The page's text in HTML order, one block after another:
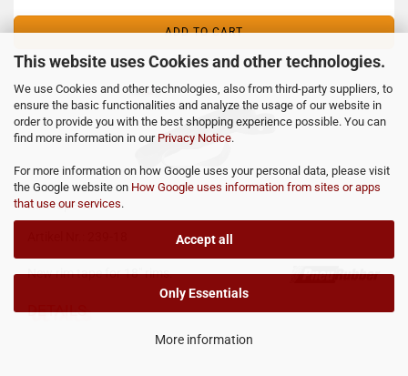
This website uses Cookies and other technologies.
We use Cookies and other technologies, also from third-party suppliers, to
ensure the basic functionalities and analyze the usage of our website in
order to provide you with the best shopping experience possible. You can
find more information in our Privacy Notice.
For more information on how Google uses your personal data, please visit
the Google website on How Google uses information from sites or apps
that use our services.
Accept all
Only Essentials
More information
ADD TO CART
Rim tape 18"
New rim tape for 18" rims.
DETAILS